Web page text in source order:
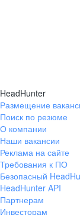
HeadHunter
Размещение
Поиск по резюме
О компании
Наши вакансии
Реклама на сайте
Требования к ПО
Безопасный
HeadHunter API
Партнерам
Инвесторам